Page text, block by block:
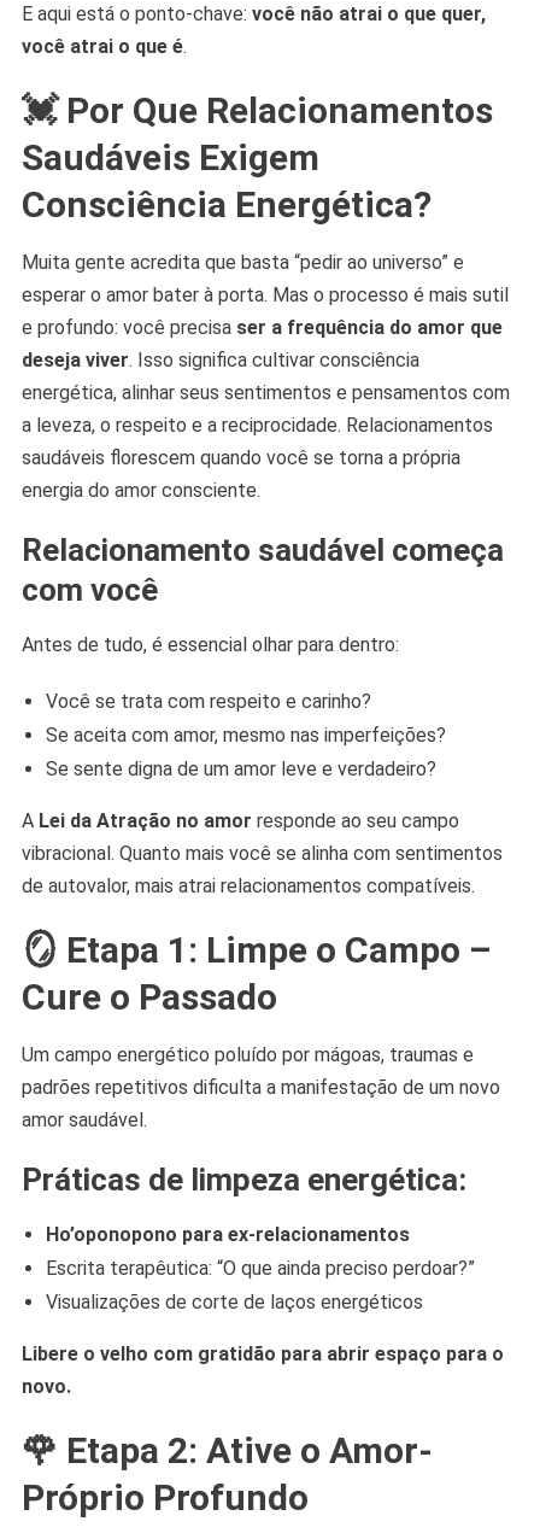
E aqui está o ponto-chave: você não atrai o que quer,
você atrai o que é.
💓 Por Que Relacionamentos
Saudáveis Exigem
Consciência Energética?
Muita gente acredita que basta “pedir ao universo” e
esperar o amor bater à porta. Mas o processo é mais sutil
e profundo: você precisa ser a frequência do amor que
deseja viver. Isso significa cultivar consciência
energética, alinhar seus sentimentos e pensamentos com
a leveza, o respeito e a reciprocidade. Relacionamentos
saudáveis florescem quando você se torna a própria
energia do amor consciente.
Relacionamento saudável começa
com você
Antes de tudo, é essencial olhar para dentro:
Você se trata com respeito e carinho?
Se aceita com amor, mesmo nas imperfeições?
Se sente digna de um amor leve e verdadeiro?
A Lei da Atração no amor responde ao seu campo
vibracional. Quanto mais você se alinha com sentimentos
de autovalor, mais atrai relacionamentos compatíveis.
🪞 Etapa 1: Limpe o Campo –
Cure o Passado
Um campo energético poluído por mágoas, traumas e
padrões repetitivos dificulta a manifestação de um novo
amor saudável.
Práticas de limpeza energética:
Ho’oponopono para ex-relacionamentos
Escrita terapêutica: “O que ainda preciso perdoar?”
Visualizações de corte de laços energéticos
Libere o velho com gratidão para abrir espaço para o
novo.
🌹 Etapa 2: Ative o Amor-
Próprio Profundo